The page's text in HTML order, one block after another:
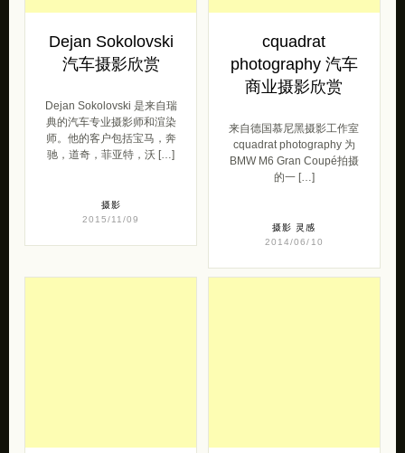
Dejan Sokolovski
汽车摄影欣赏
Dejan Sokolovski 是来自瑞
典的汽车专业摄影师和渲染
师。他的客户包括宝马，奔
驰，道奇，菲亚特，沃 […]
摄影
2015/11/09
cquadrat
photography 汽车
商业摄影欣赏
来自德国慕尼黑摄影工作室
cquadrat photography 为
BMW M6 Gran Coupé拍摄
的一 […]
摄影 灵感
2014/06/10